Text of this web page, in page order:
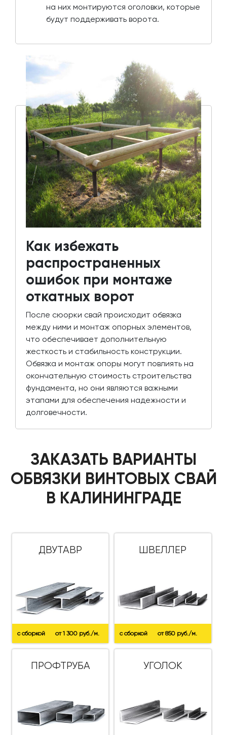
на них монтируются оголовки, которые
будут поддерживать ворота.
Как избежать
распространенных
ошибок при монтаже
откатных ворот
После сюорки свай происходит обвязка
между ними и монтаж опорных элементов,
что обеспечивает дополнительную
жесткость и стабильность конструкции.
Обвязка и монтаж опоры могут повлиять на
окончательную стоимость строительства
фундамента, но они являются важными
этапами для обеспечения надежности и
долговечности.
ЗАКАЗАТЬ ВАРИАНТЫ
ОБВЯЗКИ ВИНТОВЫХ СВАЙ
В КАЛИНИНГРАДЕ
ДВУТАВР
с сборкой от 1 300 руб./м.
ШВЕЛЛЕР
с сборкой от 850 руб./м.
ПРОФТРУБА УГОЛОК